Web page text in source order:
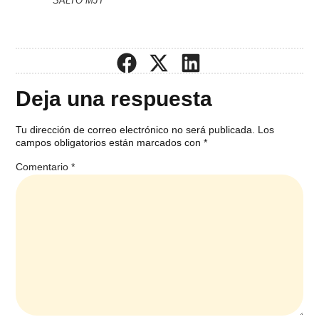
Deja una respuesta
Tu dirección de correo electrónico no será publicada.
Los
campos obligatorios están marcados con*
Comentario*